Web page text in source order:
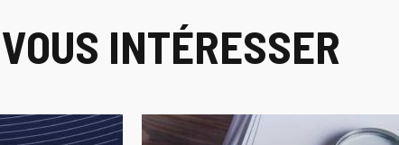
INTÉRESSER